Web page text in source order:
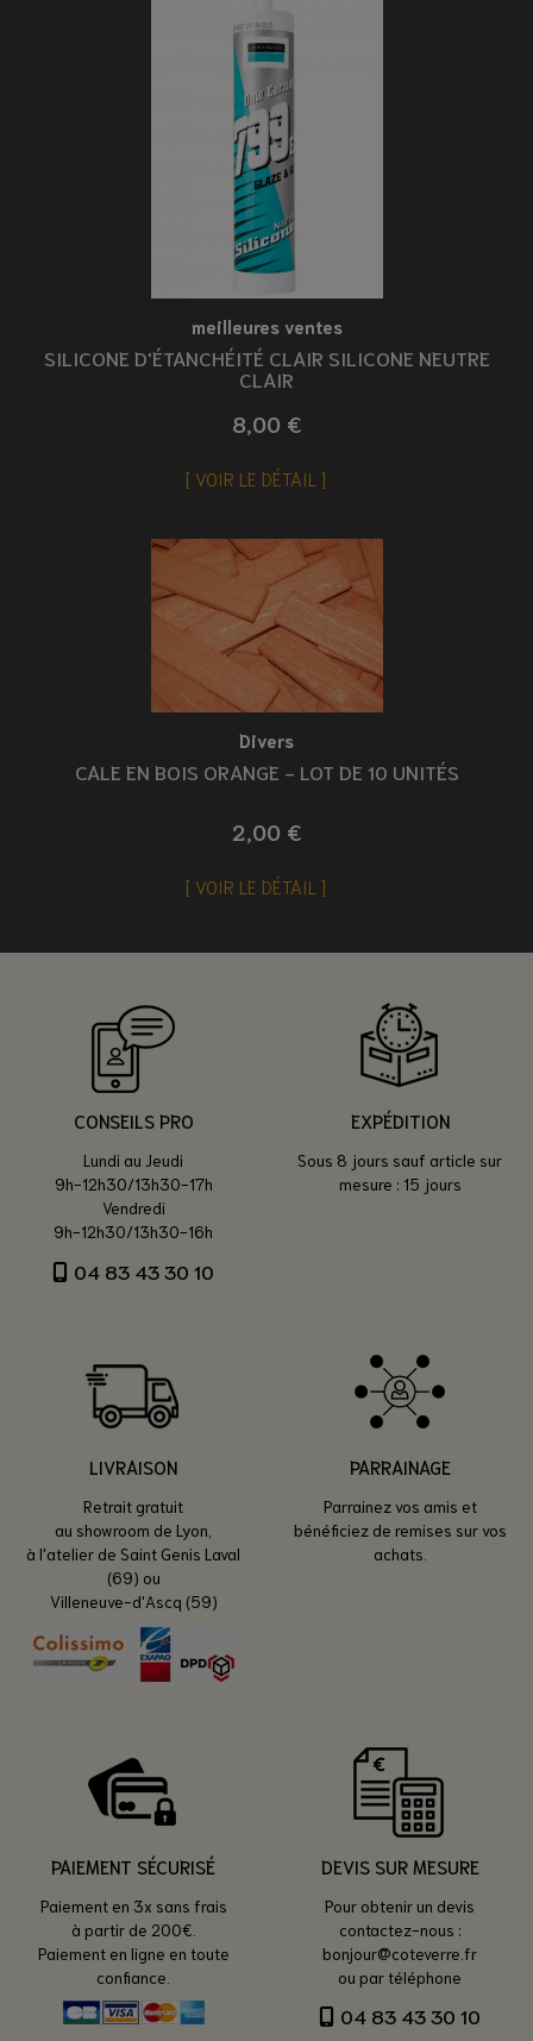
meilleures ventes
SILICONE D'ÉTANCHÉITÉ CLAIR SILICONE NEUTRE
CLAIR
8,00 €
VOIR LE DÉTAIL
Divers
CALE EN BOIS ORANGE - LOT DE 10 UNITÉS
2,00 €
VOIR LE DÉTAIL
CONSEILS PRO
Lundi au Jeudi
9h-12h30/13h30-17h
Vendredi
9h-12h30/13h30-16h
04 83 43 30 10
EXPÉDITION
Sous 8 jours sauf article sur
mesure : 15 jours
LIVRAISON
Retrait gratuit
au showroom de Lyon,
à l'atelier de Saint Genis Laval
(69) ou
Villeneuve-d'Ascq (59)
PARRAINAGE
Parrainez vos amis et
bénéficiez de remises sur vos
achats.
PAIEMENT SÉCURISÉ
Paiement en 3x sans frais
à partir de 200€.
Paiement en ligne en toute
confiance.
DEVIS SUR MESURE
Pour obtenir un devis
contactez-nous :
bonjour@coteverre.fr
ou par téléphone
04 83 43 30 10